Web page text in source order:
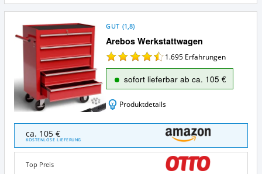
Arebos Werkstattwagen
GUT (1,8)
1.695 Erfahrungen
sofort lieferbar ab ca. 105 €
Produktdetails
Werkstattwagen
Angebote:
ca. 105 €
KOSTENLOSE LIEFERUNG
Top Preis